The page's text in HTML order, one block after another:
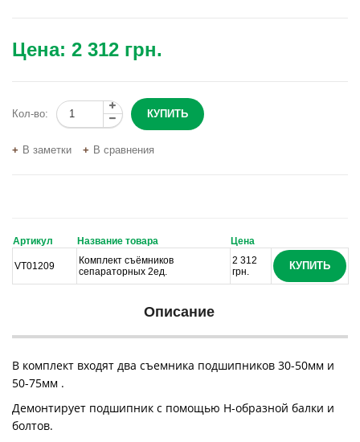
Цена: 2 312 грн.
Кол-во:
В заметки В сравнения
Артикул Название товара Цена
VT01209
Комплект съёмников
сепараторных 2ед.
2 312
грн.
КУПИТЬ
Описание
В комплект входят два съемника подшипников 30-50мм и
50-75мм .
Демонтирует подшипник с помощью Н-образной балки и
болтов.